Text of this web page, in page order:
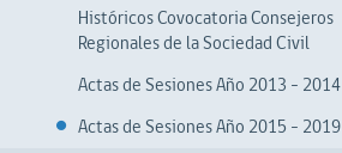
Históricos Covocatoria Consejeros
Regionales de la Sociedad Civil
Actas de Sesiones Año 2013 - 2014
Actas de Sesiones Año 2015 - 2019